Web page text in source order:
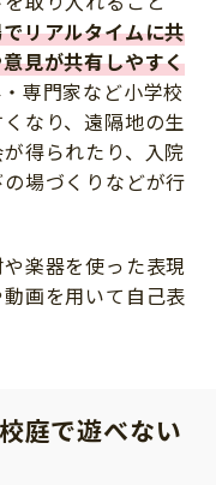
リアルタイムに共
見が共有しやすく
専門家など小学校
なり、遠隔地の生
得られたり、入院
場づくりなどが行
楽器を使った表現
画を用いて自己表
庭で遊べない